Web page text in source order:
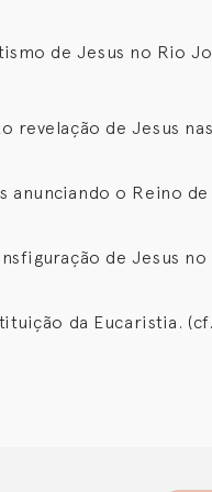
de Jesus no Rio
revelação de Jesus
anunciando o Reino
de Jesus no
da Eucaristia.